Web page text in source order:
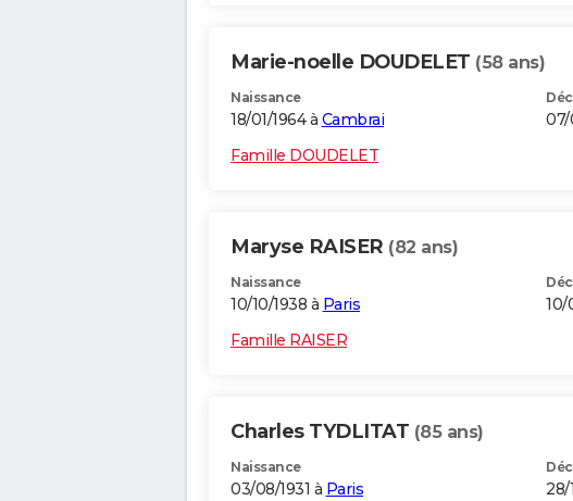
Marie-noelle DOUDELET (58 ans)
Naissance
18/01/1964 à Cambrai 07/
Famille DOUDELET
Maryse RAISER (82 ans)
Naissance
10/10/1938 à Paris 10/
Famille RAISER
Charles TYDLITAT (85 ans)
Naissance
03/08/1931 à Paris 28/